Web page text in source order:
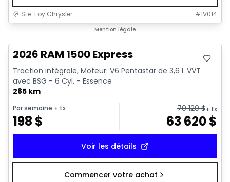
Ste-Foy Chrysler #1V014
Mention légale
2026 RAM 1500 Express
Traction intégrale, Moteur: V6 Pentastar de 3,6 L VVT
avec BSG - 6 Cyl. - Essence
285 km
Par semaine + tx
198 $
70 120$+ tx
63 620$
Voir les détails
Commencer votre achat